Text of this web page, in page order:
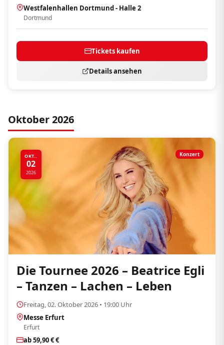
Westfalenhallen Dortmund - Halle 2
Dortmund
Tickets kaufen
Details ansehen
Oktober 2026
OKT..
02
2026
Konzert
Die Tournee 2026 – Beatrice Egli
– Tanzen – Lachen – Leben
Freitag, 02. Oktober 2026 • 19:00 Uhr
Messe Erfurt
Erfurt
ab 59,90 € €